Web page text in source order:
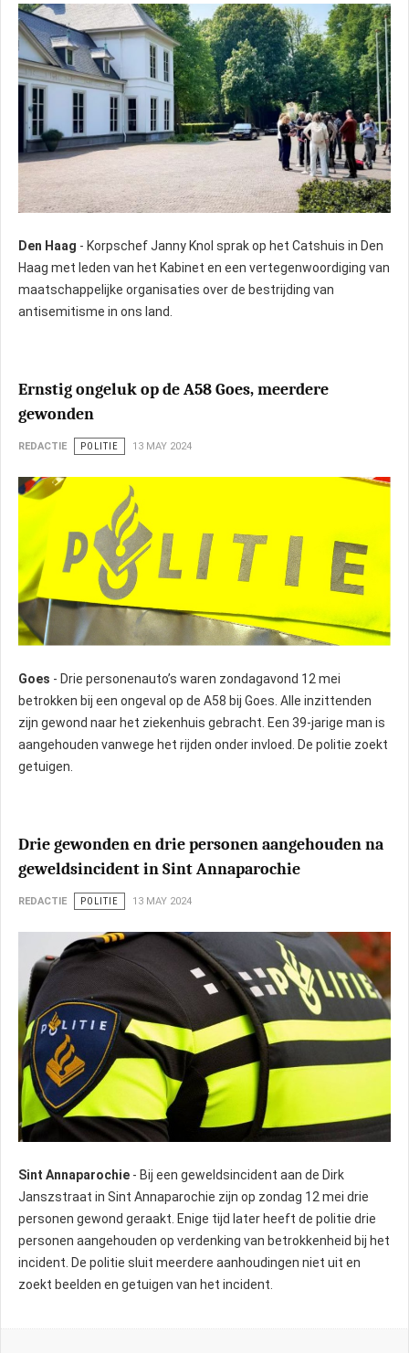
Den Haag - Korpschef Janny Knol sprak op het Catshuis in Den
Haag met leden van het Kabinet en een vertegenwoordiging van
maatschappelijke organisaties over de bestrijding van
antisemitisme in ons land.
Ernstig ongeluk op de A58 Goes, meerdere
gewonden
REDACTIE POLITIE 13 MAY 2024
Goes - Drie personenauto’s waren zondagavond 12 mei
betrokken bij een ongeval op de A58 bij Goes. Alle inzittenden
zijn gewond naar het ziekenhuis gebracht. Een 39-jarige man is
aangehouden vanwege het rijden onder invloed. De politie zoekt
getuigen.
Drie gewonden en drie personen aangehouden na
geweldsincident in Sint Annaparochie
REDACTIE POLITIE 13 MAY 2024
Sint Annaparochie - Bij een geweldsincident aan de Dirk
Janszstraat in Sint Annaparochie zijn op zondag 12 mei drie
personen gewond geraakt. Enige tijd later heeft de politie drie
personen aangehouden op verdenking van betrokkenheid bij het
incident. De politie sluit meerdere aanhoudingen niet uit en
zoekt beelden en getuigen van het incident.